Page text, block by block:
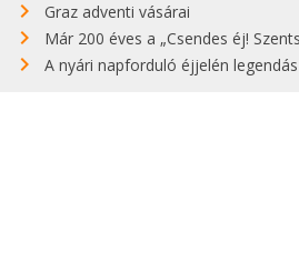
Graz adventi vásárai
Már 200 éves a „Csendes éj!
A nyári napforduló éjjelén legendás hegyi